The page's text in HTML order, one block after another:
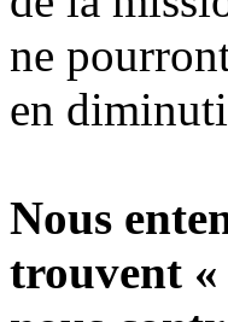
ne
en
Nous
trouvent «